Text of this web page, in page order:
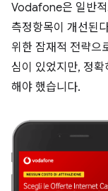
Vodafone은 일반적
측정항목이 개선된
위한 잠재적 전략으
심이 있었지만, 정
해야 했습니다.